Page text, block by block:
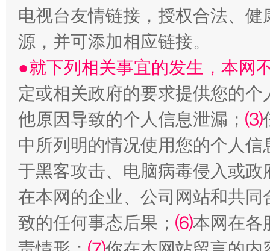
受贿1.44亿！段成刚被判无期 从幼
电视台友情链接，授权合法、
源，并可添加相应链接。
●就下列相关事宜的发生，本网
定或相关政府的要求提供您的个
他原因导致的个人信息泄漏； ⑶
中所列明的情况使用您的个人
于黑客攻击、电脑病毒侵入或
在本网的企业、公司网站和共
致的任何事态后果； ⑹本网在各